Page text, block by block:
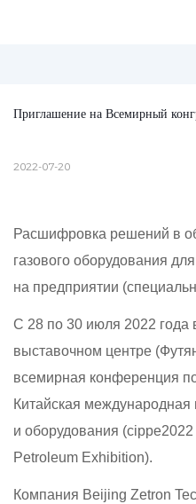
Приглашение на Всемирный
2022-07-20
Расшифровка решений в
газового оборудования
на предприятии
С 28 по 30 июля 2022 года
выставочном центре
всемирная конференция
Китайская международная
и оборудования
Petroleum Exhibition).
Компания Beijing Zetron